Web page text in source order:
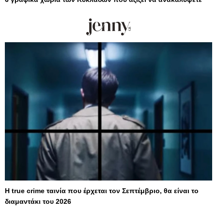
Η true crime ταινία που έρχεται τον Σεπτέμβριο, θα είναι το
διαμαντάκι του 2026